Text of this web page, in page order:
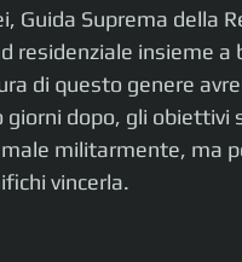
Guida Suprema della
residenziale insieme
di questo genere
giorni dopo, gli obiettivi
militarmente, ma
vincerla.